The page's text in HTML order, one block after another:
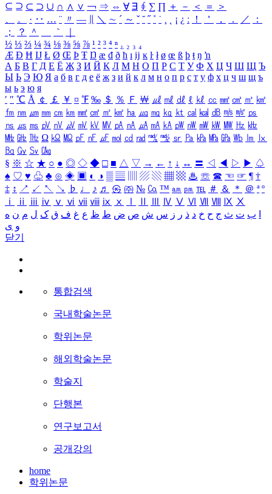
⊆ ⊇ ⊂ ⊃ ∪ ∩ ∧ ∨ ￢ ⇒ ⇔ ∀ ∃ ∮ ∑ ∏ ＋ － ＜ ＝
＞
、
。 · ‥ … ¨ 〃 ― ＼ ∼ ´ ～ ˇ ˘ ˝ ˚ ˙ ¸ ¡ ¿ ː ！ ＇ ， ． ／
：
；
？ ＾ ｀
½ ⅓ ⅔ ¼ ¾ ⅛ ⅜ ⅝ ⅞ ¹ ² ³ ⁴ ⁿ ₁ ₂ ₃ ₄
Æ Ð Ħ Ĳ Ł Ø Œ Þ Ŧ Ŋ æ đ ð ħ ı ĳ ĸ ŀ ł ø œ ß þ ŧ ŋ ŉ
А Б В Г Д Е Ё Ж З И Й К Л М Н О П Р С Т У Ф Х Ц Ч Ш Щ Ъ
Ы Ь Э Ю Я а б в г д е ё ж з и й к л м н о п р с т у ф х ц ч ш щ ъ
ы ь э ю я
′ ″ ℃ Å ￠ ￡ ￥ ¤ ℉ ‰ ＄ ％ Ｆ ￦ ㎕ ㎖ ㎗ ℓ ㎘ ㏄ ㎣ ㎤ ㎥ ㎦
㎙ ㎚ ㎛ ㎜ ㎝ ㎞ ㎟ ㎠ ㎡ ㎢ ㏊ ㎍ ㎎ ㎏ ㏏ ㎈ ㎉ ㏈ ㎧ ㎨ ㎰
㎱ ㎲ ㎳ ㎴ ㎵ ㎶ ㎷ ㎸ ㎹ ㎀ ㎁ ㎂ ㎃ ㎄ ㎺ ㎻ ㎽ ㎾ ㎿ ㎐ ㎑
㎒ ㎓ ㎔ Ω ㏀ ㏁ ㎊ ㎋ ㎌ ㏖ ㏅ ㎭ ㎮ ㎯ ㏛ ㎩ ㎪ ㎫ ㎬ ㏝ ㏐
㏓
㏃ ㏉ ㏜ ㏆
§ ※ ☆ ★ ○ ● ◎ ◇ ◆ □ ■ △ ▽ → ← ↑ ↓ ↔ 〓 ◁ ◀ ▷ ▶ ♤
♠ ♡ ♥ ♧ ♣ ⊙ ◈ ▣ ◐ ◑ ▒ ▤ ▨ ▧ ▦ ▩ ♨ ☏ ☎ ☜ ☞ ¶ †
‡ ↕ ↗ ↙ ↖ ↘ ♭ ♩ ♪ ♬ ㉿ ㈜ № ㏇ ™ ㏂ ㏘ ℡ ＃ ＆ ＊ ＠ ª º
ⅰ
ⅱ ⅲ ⅳ ⅴ ⅵ ⅶ ⅷ ⅸ ⅹ Ⅳ Ⅴ Ⅵ Ⅶ Ⅷ Ⅸ Ⅹ
ب ت ث ج ح خ د ذ ر ز س ش ص ض ط ظ ع غ ف ق ک ل م ن ه
و ی
닫기
통합검색
국내학술논문
학위논문
해외학술논문
학술지
단행본
연구보고서
공개강의
home
학위논문